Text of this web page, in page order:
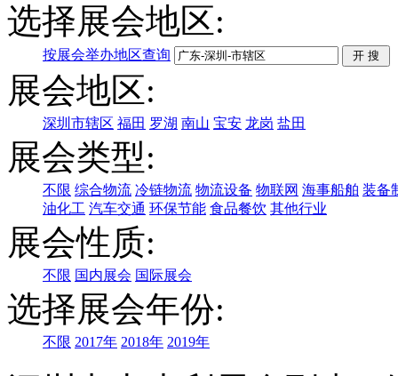
选择展会地区:
按展会举办地区查询
展会地区:
深圳市辖区 福田 罗湖 南山 宝安 龙岗 盐田
展会类型:
不限 综合物流 冷链物流 物流设备 物联网 海事船舶 装备
油化工 汽车交通 环保节能 食品餐饮 其他行业
展会性质:
不限 国内展会 国际展会
选择展会年份:
不限 2017年 2018年 2019年